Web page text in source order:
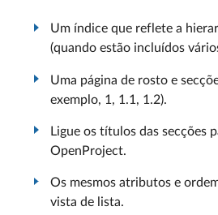
Um índice que reflete a
(quando estão incluídos
Uma página de rosto e
exemplo, 1, 1.1, 1.2).
Ligue os títulos das secções
OpenProject.
Os mesmos atributos e
vista de lista.